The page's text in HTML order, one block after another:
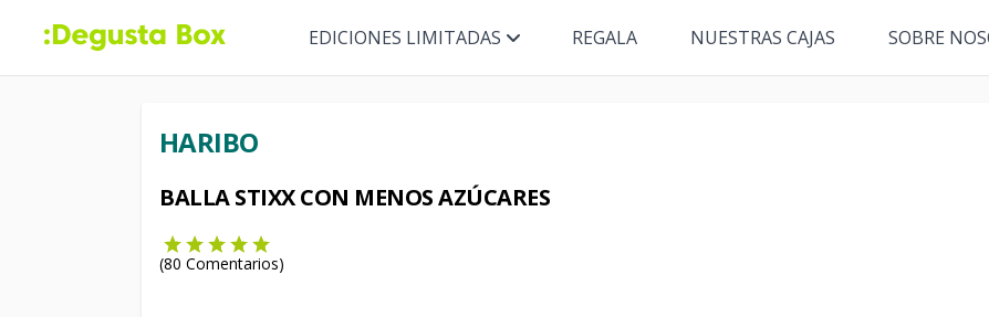
EDICIONES LIMITADAS REGALA NUESTRAS CAJAS SOBRE
HARIBO
BALLA STIXX CON MENOS AZÚCARES
(80 Comentarios)